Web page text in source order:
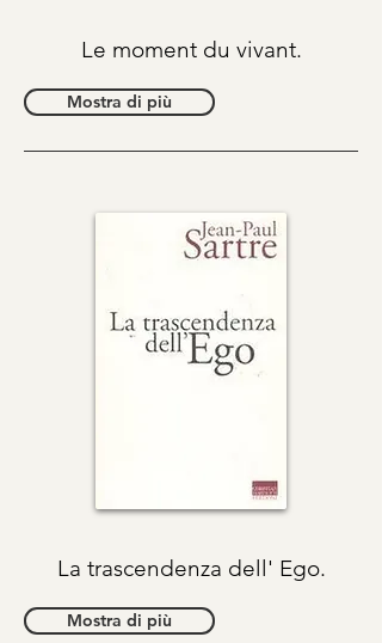
Le moment du vivant.
Mostra di più
La trascendenza dell' Ego.
Mostra di più